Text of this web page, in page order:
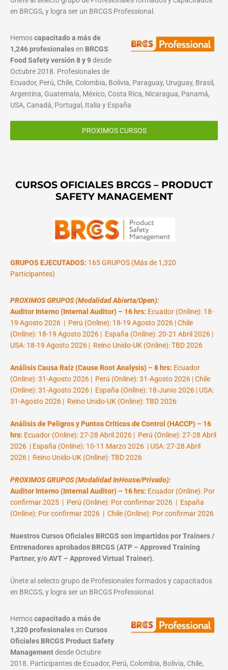
en BRCGS, y logra ser un BRCGS Professional.
Hemoscapacitado a más de
1,246 profesionalesen BRCGS
Food Safety versión 8 y 9desde
Octubre 2018. Profesionales de
Ecuador, Perú, Chile, Colombia, Bolivia, Paraguay, Uruguay, Brasil,
Argentina, Guatemala, México, Costa Rica, Nicaragua, Panamá,
USA, Canadá, Portugal, Italia y España
PROXIMOS CURSOS
CURSOS OFICIALES BRCGS – PRODUCT
SAFETY MANAGEMENT
GRUPOS EJECUTADOS: 165 GRUPOS (Más de 1,320
Participantes)
PROXIMOS GRUPOS (Modalidad Abierta/Open):
Auditor Interno (Internal Auditor) – 16 hrs: Ecuador (Online): 18-
19 Agosto 2026 | Perú (Online): 18-19 Agosto 2026 | Chile
(Online): 18-19 Agosto 2026 | España (Online): 20-21 Abril 2026 |
USA: 18-19 Agosto 2026 | Reino Unido-UK (Online): TBD 2026
Análisis Causa Raíz (Cause Root Analysis) – 8 hrs: Ecuador
(Online): 31-Agosto 2026 | Perú (Online): 31-Agosto 2026 | Chile
(Online): 31-Agosto 2026 | España (Online): 18-Junio 2026 | USA:
31-Agosto 2026 | Reino Unido-UK (Online): TBD 2026
Análisis de Peligros y Puntos Críticos de Control (HACCP) – 16
hrs: Ecuador (Online): 27-28 Abril 2026 | Perú (Online): 27-28 Abril
2026 | España (Online): 10-11 Marzo 2026 | USA: 27-28 Abril
2026 | Reino Unido-UK (Online): TBD 2026
PROXIMOS GRUPOS (Modalidad InHouse/Privado):
Auditor Interno (Internal Auditor) – 16 hrs: Ecuador (Online): Por
confirmar 2025 | Perú (Online): Por confirmar 2026 | España
(Online): Por confirmar 2026 | Chile (Online): Por confirmar 2026
Nuestros Cursos Oficiales BRCGS son impartidos por Trainers /
Entrenadores aprobados BRCGS (ATP – Approved Training
Partner, y/o AVT – Approved Virtual Trainer).
Únete al selecto grupo de Profesionales formados y capacitados
en BRCGS, y logra ser un BRCGS Professional.
Hemoscapacitado a más de
1,320 profesionalesen Cursos
Oficiales BRCGS Product Safety
Managementdesde Octubre
2018. Participantes de Ecuador, Perú, Colombia, Bolivia, Chile,